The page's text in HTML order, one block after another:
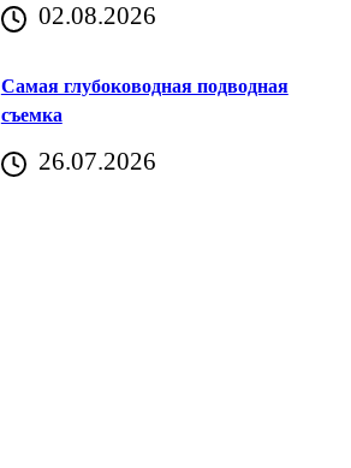
02.08.2026
Самая глубоководная подводная
съемка
26.07.2026